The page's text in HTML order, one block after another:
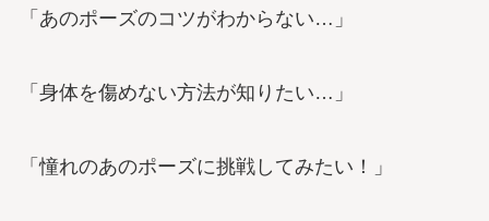
「あのポーズのコツがわからない…」
「身体を傷めない方法が知りたい…」
「憧れのあのポーズに挑戦してみたい！」